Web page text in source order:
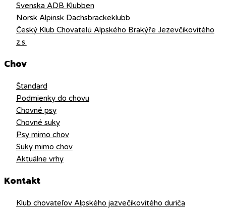
Svenska ADB Klubben
Norsk Alpinsk Dachsbrackeklubb
Český Klub Chovatelů Alpského Brakýře Jezevčikovitého
z.s.
Chov
Štandard
Podmienky do chovu
Chovné psy
Chovné suky
Psy mimo chov
Suky mimo chov
Aktuálne vrhy
Kontakt
Klub chovateľov Alpského jazvečikovitého duriča